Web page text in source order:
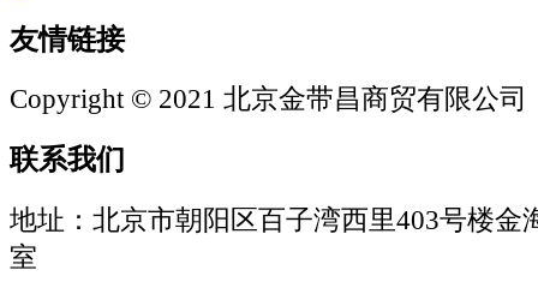
友情链接
Copyright © 2021 北京金带昌商贸有限公司
联系我们
地址：北京市朝阳区百子湾西里403号楼金
室